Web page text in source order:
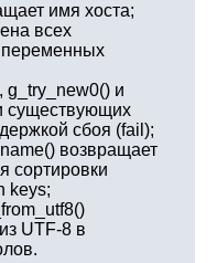
имя хоста;
всех
переменных
g_try_new0() и
существующих
сбоя (fail);
возвращает
сортировки
keys;
UTF-8 в